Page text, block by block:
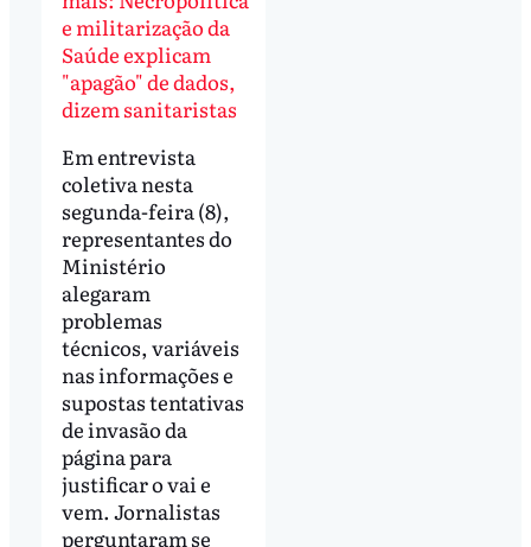
e militarização da
Saúde explicam
"apagão" de dados,
dizem sanitaristas
Em entrevista
coletiva nesta
segunda-feira (8),
representantes do
Ministério
alegaram
problemas
técnicos, variáveis
nas informações e
supostas tentativas
de invasão da
página para
justificar o vai e
vem. Jornalistas
perguntaram se